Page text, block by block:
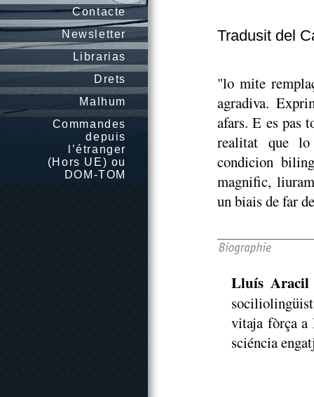
Contacte
Newsletter
Librarias
Drets
Malhum
Commandes
depuis
l’étranger
(Hors UE) ou
DOM-TOM
Tradusit del
"lo mite
agradiva.
afars. E es pas
realitat que lo
condicion
magnific,
un biais de far
Lluís Aracil
vitaja fòrça a
sciéncia